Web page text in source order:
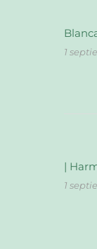
1
|
1